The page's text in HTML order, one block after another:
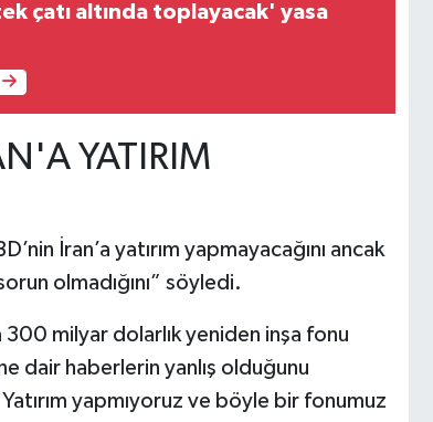
çatı altında toplayacak' yasa
YATIRIM
İran’a yatırım yapmayacağını ancak
olmadığını” söyledi.
300 milyar dolarlık yeniden inşa fonu
dair haberlerin yanlış olduğunu
yapmıyoruz ve böyle bir fonumuz